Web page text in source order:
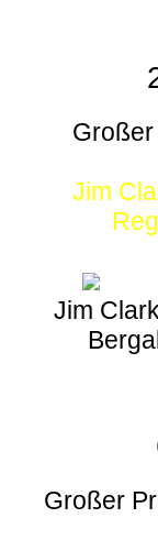
Jim
Jim
Großer